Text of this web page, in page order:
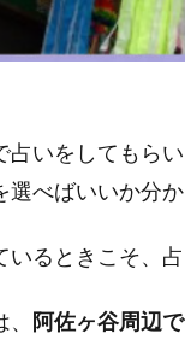
占いをしてもら
選べばいいか分
いるときこそ、
阿佐ヶ谷周辺